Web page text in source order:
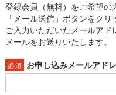
登録会員（無料）をご希望の
「メール送信」ボタンをクリ
ご入力いただいたメールア
メールをお送りいたします。
必須 お申し込みメールアド